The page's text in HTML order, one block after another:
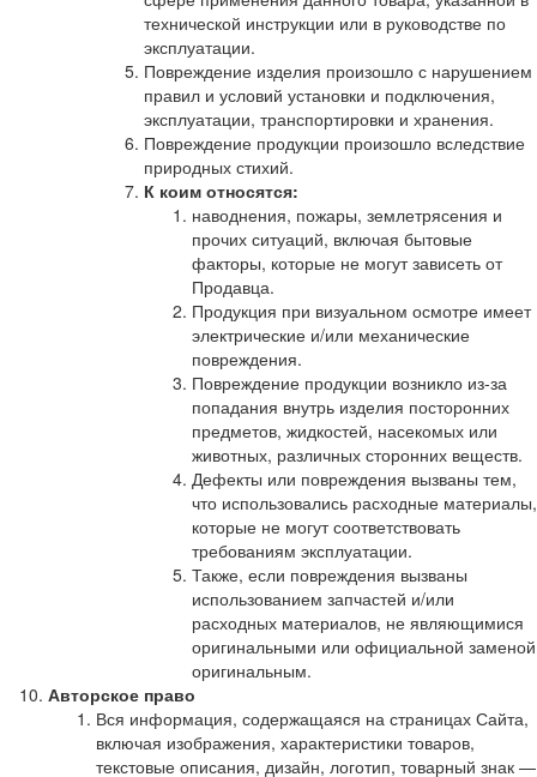
технической инструкции или в руководстве по
эксплуатации.
Повреждение изделия произошло с нарушением
правил и условий установки и подключения,
эксплуатации, транспортировки и хранения.
Повреждение продукции произошло вследствие
природных стихий.
К коим относятся:
наводнения, пожары, землетрясения и
прочих ситуаций, включая бытовые
факторы, которые не могут зависеть от
Продавца.
Продукция при визуальном осмотре имеет
электрические и/или механические
повреждения.
Повреждение продукции возникло из-за
попадания внутрь изделия посторонних
предметов, жидкостей, насекомых или
животных, различных сторонних веществ.
Дефекты или повреждения вызваны тем,
что использовались расходные материалы,
которые не могут соответствовать
требованиям эксплуатации.
Также, если повреждения вызваны
использованием запчастей и/или
расходных материалов, не являющимися
оригинальными или официальной заменой
оригинальным.
Авторское право
Вся информация, содержащаяся на страницах Сайта,
включая изображения, характеристики товаров,
текстовые описания, дизайн, логотип, товарный знак —